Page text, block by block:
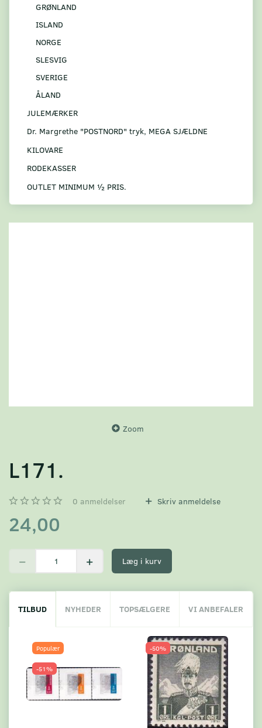
GRØNLAND
ISLAND
NORGE
SLESVIG
SVERIGE
ÅLAND
JULEMÆRKER
Dr. Margrethe "POSTNORD" tryk, MEGA SJÆLDNE
KILOVARE
RODEKASSER
OUTLET MINIMUM ½ PRIS.
Zoom
L171.
0 anmeldelser Skriv anmeldelse
24,00
Læg i kurv
TILBUD NYHEDER TOPSÆLGERE VI ANBEFALER
Populær
-51%
-50%